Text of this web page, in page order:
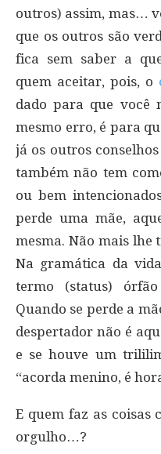
outros) assim, mas…
que os outros são
fica sem saber a
quem aceitar, pois, o
dado para que você
mesmo erro, é para
já os outros
também não tem
ou bem
perde uma mãe,
mesma. Não mais lhe
Na gramática da
termo (status)
Quando se perde a
despertador não é
e se houve um
“acorda menino, é
E quem faz as coisas
orgulho…?